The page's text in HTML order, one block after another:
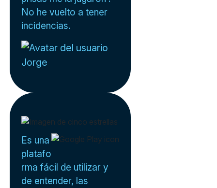
No he vuelto a tener
incidencias.
Jorge
Es una
platafo
rma fácil de utilizar y
de entender, las